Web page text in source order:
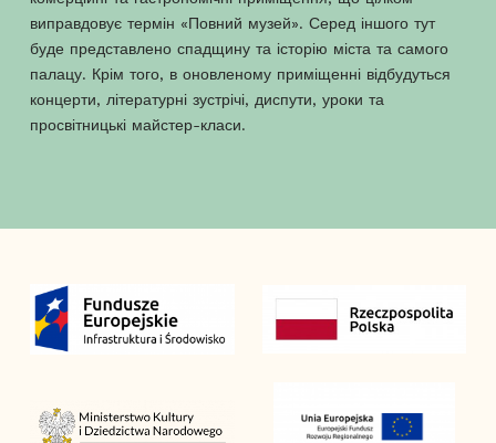
виправдовує термін «Повний музей». Серед іншого тут
буде представлено спадщину та історію міста та самого
палацу. Крім того, в оновленому приміщенні відбудуться
концерти, літературні зустрічі, диспути, уроки та
просвітницькі майстер-класи.